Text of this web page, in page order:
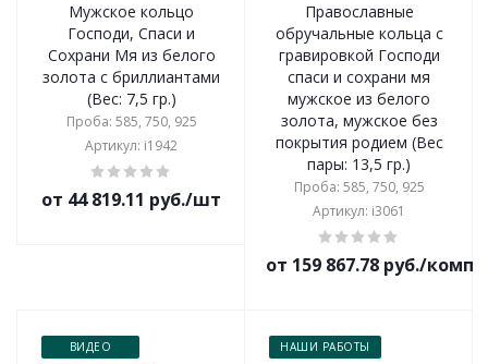
Мужское кольцо
Господи, Спаси и
Сохрани Мя из белого
золота с бриллиантами
(Вес: 7,5 гр.)
Проба: 585, 750, 925
Артикул: i1942
от 44 819.11 руб./шт
Православные
обручальные кольца с
гравировкой Господи
спаси и сохрани мя
мужское из белого
золота, мужское без
покрытия родием (Вес
пары: 13,5 гр.)
Проба: 585, 750, 925
Артикул: i3061
от 159 867.78 руб./
ВИДЕО
НАШИ РАБОТЫ